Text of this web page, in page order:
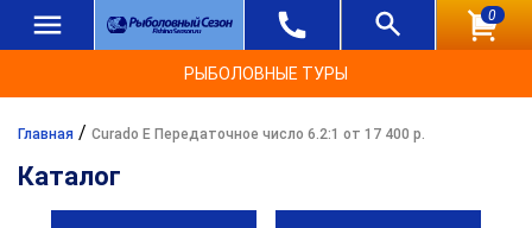
0
РЫБОЛОВНЫЕ ТУРЫ
Главная / Curado E Передаточное число 6.2:1 от 17 400 р.
Каталог